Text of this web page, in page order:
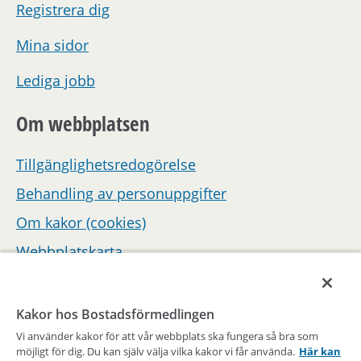
Registrera dig
Mina sidor
Lediga jobb
Om webbplatsen
Tillgänglighetsredogörelse
Behandling av personuppgifter
Om kakor (cookies)
Webbplatskarta
Kakor hos Bostadsförmedlingen
Vi använder kakor för att vår webbplats ska fungera så bra som
möjligt för dig. Du kan själv välja vilka kakor vi får använda. Här kan